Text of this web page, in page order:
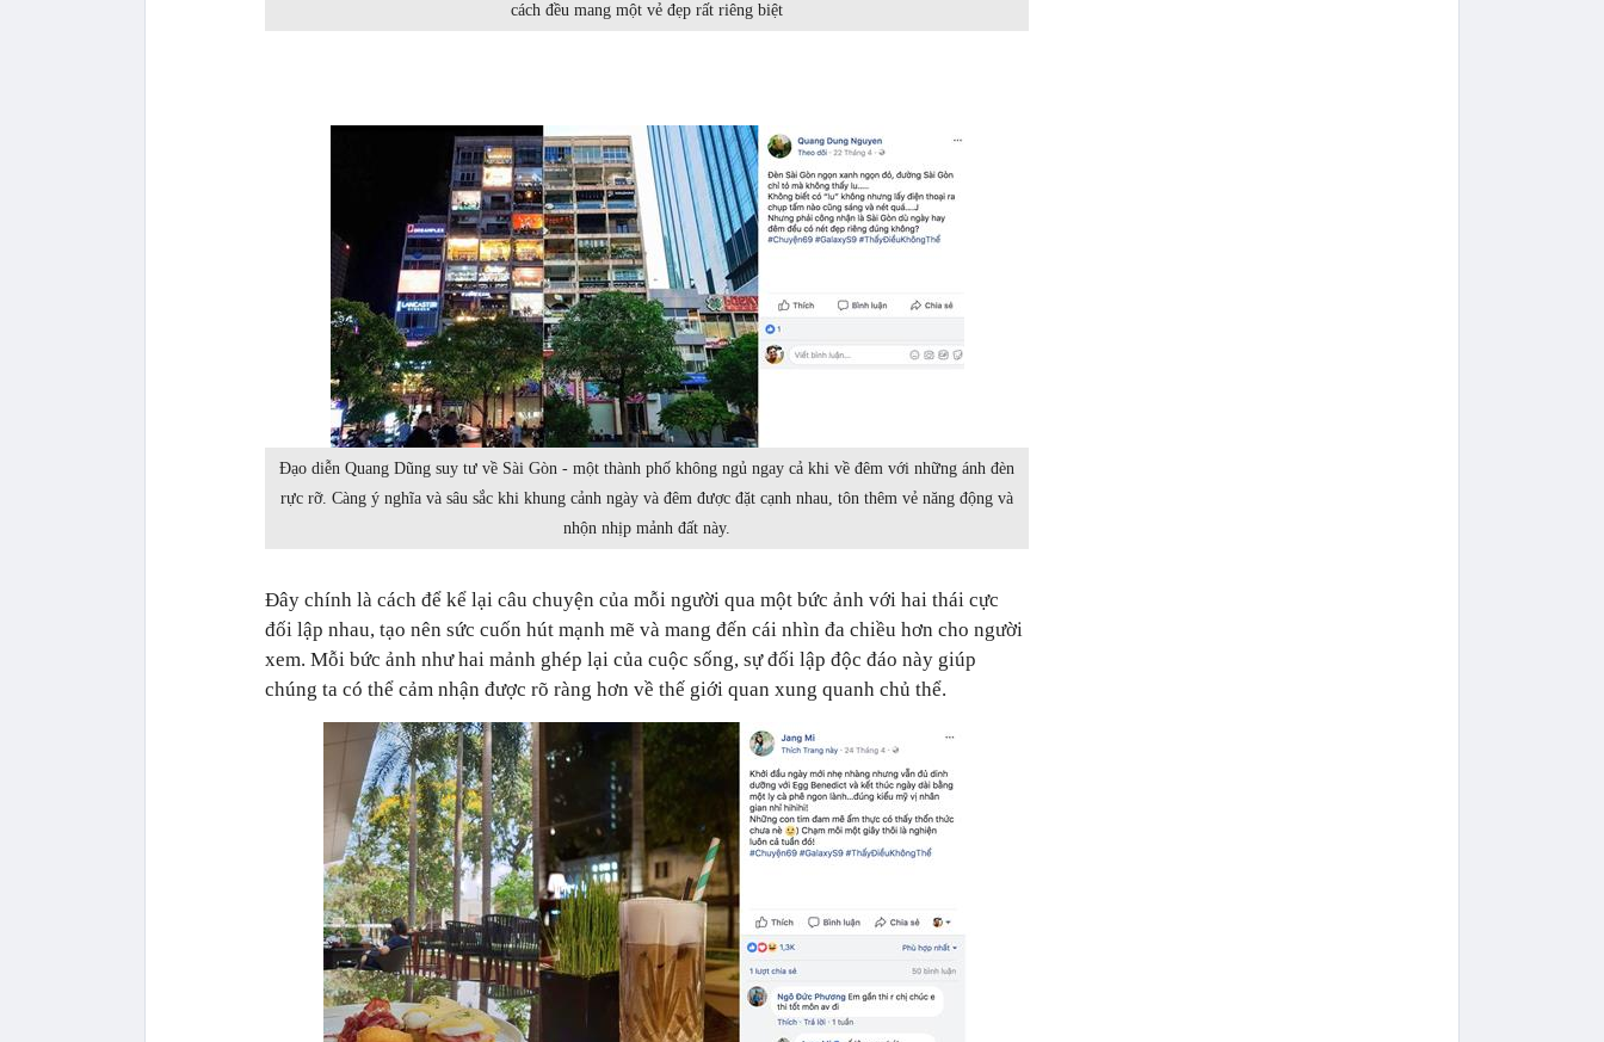
cách đều mang một vẻ đẹp rất riêng biệt
Đạo diễn Quang Dũng suy tư về Sài Gòn - một thành phố không ngủ ngay cả khi về đêm với những ánh đèn
rực rỡ. Càng ý nghĩa và sâu sắc khi khung cảnh ngày và đêm được đặt cạnh nhau, tôn thêm vẻ năng động và
nhộn nhịp mảnh đất này.
Đây chính là cách để kể lại câu chuyện của mỗi người qua một bức ảnh với hai thái cực
đối lập nhau, tạo nên sức cuốn hút mạnh mẽ và mang đến cái nhìn đa chiều hơn cho người
xem. Mỗi bức ảnh như hai mảnh ghép lại của cuộc sống, sự đối lập độc đáo này giúp
chúng ta có thể cảm nhận được rõ ràng hơn về thế giới quan xung quanh chủ thể.